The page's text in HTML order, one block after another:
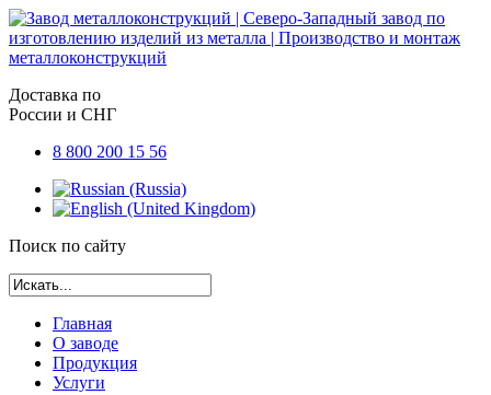
Доставка по
России и СНГ
8 800 200 15 56
Поиск по сайту
Главная
О заводе
Продукция
Услуги